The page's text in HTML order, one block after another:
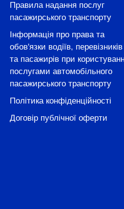
Правила надання послуг
пасажирського транспорту
Інформація про права та
обов'язки водіїв, перевізників
та пасажирів при
послугами автомобільного
пасажирського транспорту
Політика конфіденційності
Договір публічної оферти